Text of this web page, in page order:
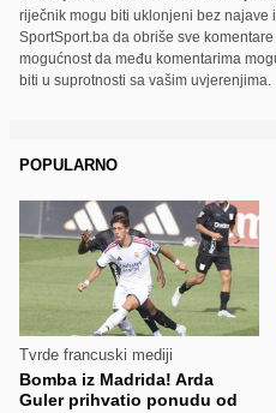
riječnik mogu biti uklonjeni bez najave
SportSport.ba da obriše sve
mogućnost da među komentarima
biti u suprotnosti sa vašim uvjerenjima.
POPULARNO
Tvrde francuski mediji
Bomba iz Madrida! Arda
Guler prihvatio ponudu od